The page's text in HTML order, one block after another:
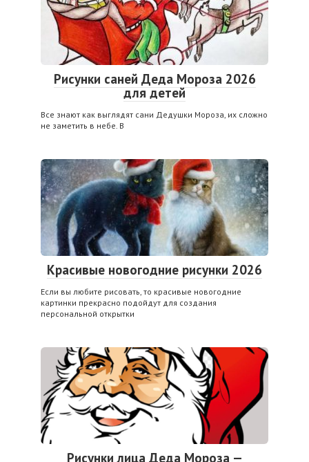
Рисунки саней Деда Мороза 2026
для детей
Все знают как выглядят сани Дедушки Мороза, их сложно
не заметить в небе. В
Красивые новогодние рисунки 2026
Если вы любите рисовать, то красивые новогодние
картинки прекрасно подойдут для создания
персональной открытки
Рисунки лица Деда Мороза —